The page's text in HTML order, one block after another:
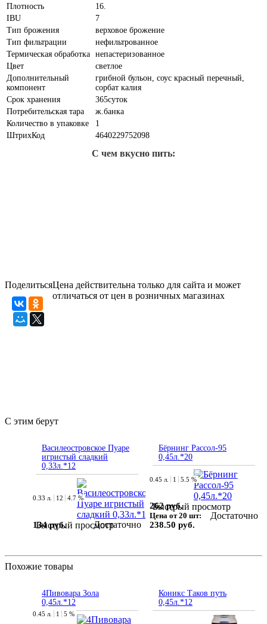
Плотность
16.
IBU
7
Тип брожения
верховое брожение
Тип фильтрации
нефильтрованное
Термическая обработка непастеризованное
Цвет
светлое
Дополнительный
компонент
грибной бульон, соус красный перечный,
сорбат калия
Срок хранения
365суток
Потребительская тара
ж.банка
Количество в упаковке
1
ШтрихКод
4640229752098
С чем вкусно пить:
ПоделитьсяЦена действительна только для сайта и может
отличаться от цен в розничных магазинах
С этим берут
Василеостровское Пуаре
игристый сладкий
0,33л.*12
Быстрый просмотр
0.33 л. 12 4.7 %
134 руб. Достаточно
Бёрнинг Рассол-95
0,45л.*20
Быстрый просмотр
0.45 л. 1 5.5 %
262 руб.
Цена от 20 шт:
238.50 руб.
Достаточно
Похожие товары
4Пивовара Зола
0,45л.*12
0.45 л. 1 5 %
Коникс Таков путь
0,45л.*12